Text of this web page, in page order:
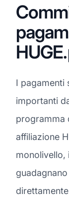
I pagamenti
importanti
programma
affiliazione
monolivello,